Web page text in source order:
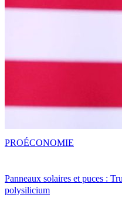
Panneaux solaires et puces :
polysilicium
PROÉCONOMIE